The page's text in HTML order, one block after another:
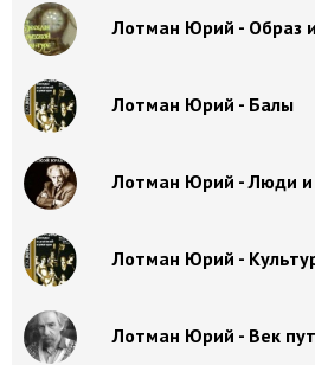
Лотман Юрий - Образ
Лотман Юрий - Балы
Лотман Юрий - Люди
Лотман Юрий -
Лотман Юрий - Век